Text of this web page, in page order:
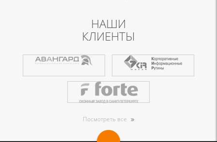
НАШИ
КЛИЕНТЫ
Посмотреть все